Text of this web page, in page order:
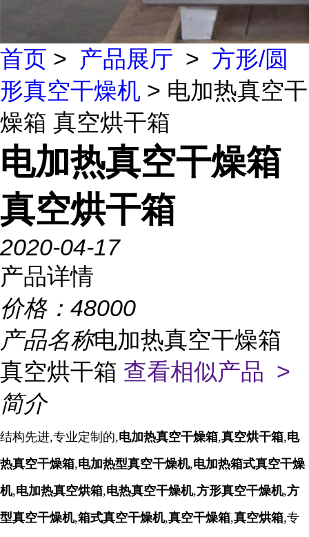
首页 > 产品展厅 > 方形/圆
形真空干燥机 > 电加热真空干
燥箱 真空烘干箱
电加热真空干燥箱
真空烘干箱
2020-04-17
产品详情
价格： 48000
产品名称电加热真空干燥箱
真空烘干箱 查看相似产品 >
简介
结构先进,专业定制的,电加热真空干燥箱,真空烘干箱,电
热真空干燥箱,电加热型真空干燥机,电加热箱式真空干燥
机,电加热真空烘箱,电热真空干燥机,方形真空干燥机,方
型真空干燥机,箱式真空干燥机,真空干燥箱,真空烘箱,专